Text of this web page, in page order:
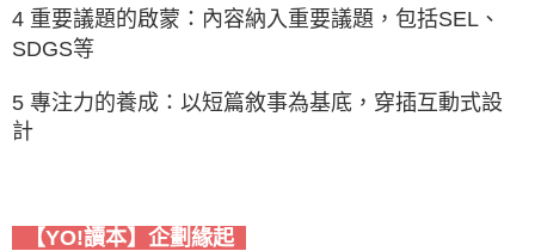
4 重要議題的啟蒙：內容納入重要議題，包括SEL、
SDGS等
5 專注力的養成：以短篇敘事為基底，穿插互動式設
計
【YO!讀本】企劃緣起